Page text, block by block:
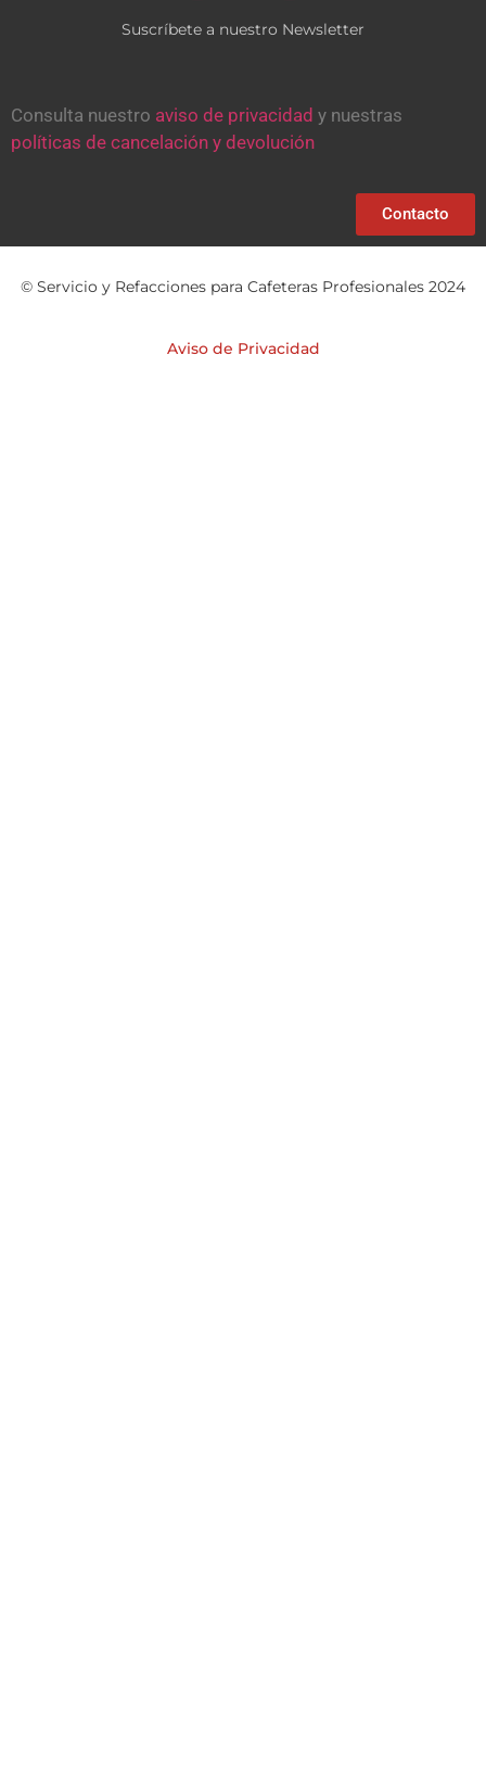
Suscríbete a nuestro Newsletter
Consulta nuestro aviso de privacidad y nuestras
políticas de cancelación y devolución
Contacto
© Servicio y Refacciones para Cafeteras Profesionales 2024
Aviso de Privacidad